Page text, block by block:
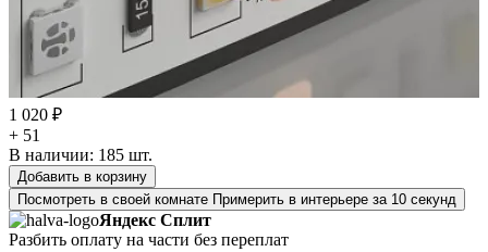
1 020 ₽
+ 51
В наличии: 185 шт.
Добавить в корзину
Посмотреть в своей комнате Примерить в интерьере за 10 секунд
Яндекс Сплит
Разбить оплату на части без переплат